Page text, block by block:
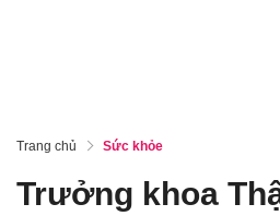
Trang chủ Sức khỏe
Trưởng khoa